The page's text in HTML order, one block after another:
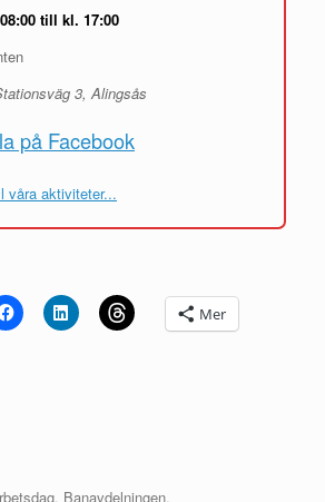
till kl. 17:00
3, Alingsås
på Facebook
våra aktiviteter...
Mer
, Banavdelningen,